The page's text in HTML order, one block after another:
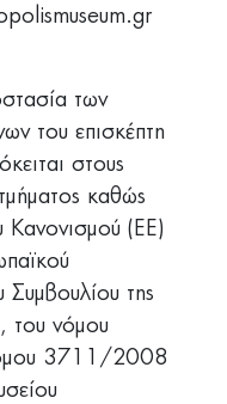
των
του επισκέπτη
στους
καθώς
Κανονισμού (ΕΕ)
Συμβουλίου της
του νόμου
3711/2008